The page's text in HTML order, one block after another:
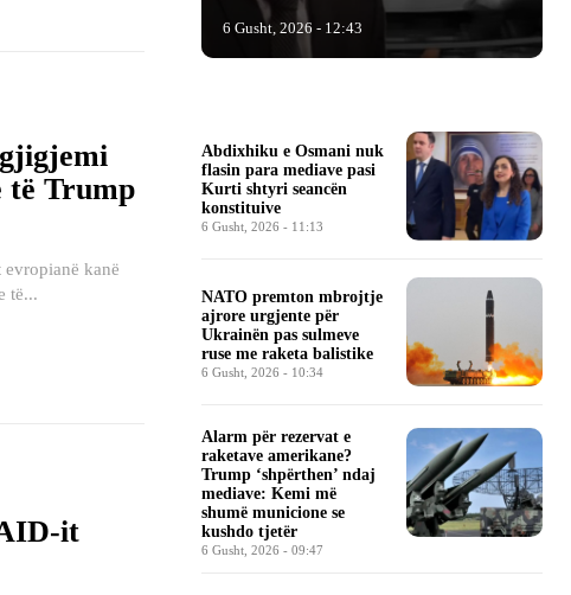
të Trump
kanë
të...
it
6 Gusht, 2026 - 12:43
Abdixhiku e Osmani nuk
flasin para mediave pasi
Kurti shtyri seancën
konstituive
6 Gusht, 2026 - 11:13
NATO premton mbrojtje
ajrore urgjente për
Ukrainën pas sulmeve
ruse me raketa balistike
6 Gusht, 2026 - 10:34
Alarm për rezervat e
raketave amerikane?
Trump ‘shpërthen’ ndaj
mediave: Kemi më
shumë municione se
kushdo tjetër
6 Gusht, 2026 - 09:47